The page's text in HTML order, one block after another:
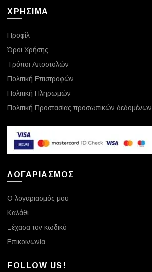
ΧΡΗΣΙΜΑ
Προφίλ
Όροι Χρήσης
Τρόποι Αποστολών
Πολιτική Επιστροφών
Πολιτική Πληρωμών
Πολιτική Προστασίας προσωπικών δεδομένων
ΛΟΓΑΡΙΑΣΜΟΣ
Ο λογαριασμός μου
Καλάθι
Ξέχασα τον κωδικό
Επικοινωνία
FOLLOW US!